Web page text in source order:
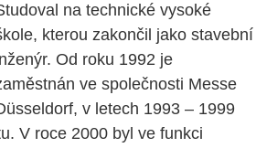
na technické vysoké
kterou zakončil jako stavební
Od roku 1992 je
ve společnosti Messe
v letech 1993 – 1999
V roce 2000 byl ve funkci